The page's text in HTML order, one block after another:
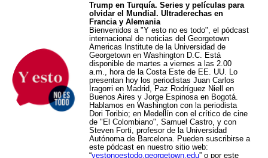
Trump en Turquía. Series y películas para
olvidar el Mundial. Ultraderechas en
Francia y Alemania
Bienvenidos a "Y esto no es todo", el pódcast
internacional de noticias del Georgetown
Americas Institute de la Universidad de
Georgetown en Washington D.C. Está
disponible de martes a viernes a las 2.00
a.m., hora de la Costa Este de EE. UU. Lo
presentan hoy los periodistas Juan Carlos
Iragorri en Madrid, Paz Rodríguez Niell en
Buenos Aires y Jorge Espinosa en Bogotá.
Hablamos en Washington con la periodista
Dori Toribio; en Medellín con el crítico de cine
de "El Colombiano", Samuel Castro, y con
Steven Forti, profesor de la Universidad
Autónoma de Barcelona. Pueden suscribirse a
este pódcast en nuestro sitio web:
“yestonoestodo.georgetown.edu” o por este